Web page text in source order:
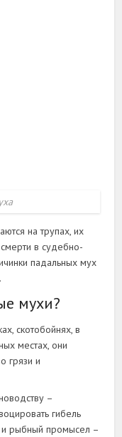
на трупах, их
в судебно-
падальных мух
мухи?
скотобойнях, в
местах, они
грязи и
–
гибель
и рыбный промысел –